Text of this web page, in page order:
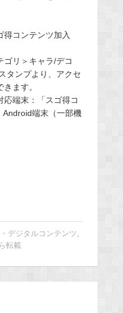
得コンテンツ加入
ゴリ＞キャラ/デコ
タンプより、アクセ
きます。
応端末：「スゴ得コ
Android端末（一部機
デジタルコンテンツ
転載